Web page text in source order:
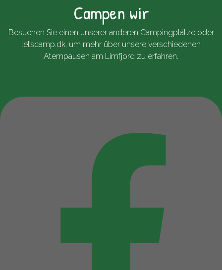
Campen wir
Besuchen Sie einen unserer anderen Campingplätze oder
letscamp.dk, um mehr über unsere verschiedenen
Atempausen am Limfjord zu erfahren.